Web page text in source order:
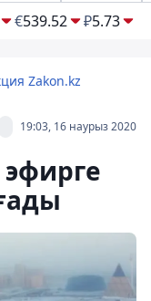
€539.52 ₽5.73
Zakon.kz
19:03, 16 наурыз 2020